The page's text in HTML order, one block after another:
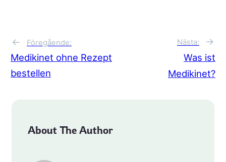
← Föregående:
Medikinet ohne Rezept
bestellen
Nästa:
Was ist
Medikinet?
→
About The Author